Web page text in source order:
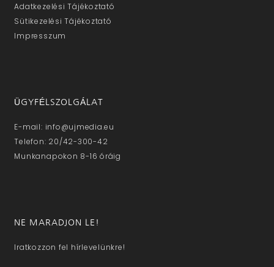
Adatkezelési Tájékoztató
Sütikezelési Tájékoztató
Impresszum
ÜGYFÉLSZOLGÁLAT
E-mail: info@ujmedia.eu
Telefon: 20/42-300-42
Munkanapokon 8-16 óráig
NE MARADJON LE!
Iratkozzon fel hírlevelünkre!